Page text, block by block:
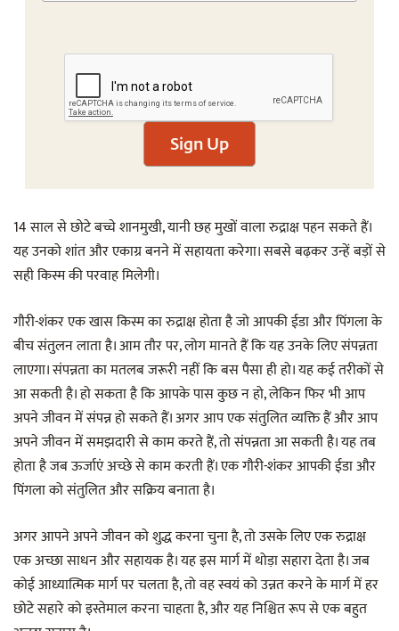
Sign Up
14 साल से छोटे बच्चे शानमुखी, यानी छह मुखों वाला रुद्राक्ष पहन सकते हैं।
यह उनको शांत और एकाग्र बनने में सहायता करेगा। सबसे बढ़कर उन्हें बड़ों से
सही किस्म की परवाह मिलेगी।
गौरी-शंकर एक खास किस्म का रुद्राक्ष होता है जो आपकी ईडा और पिंगला के
बीच संतुलन लाता है। आम तौर पर, लोग मानते हैं कि यह उनके लिए संपन्नता
लाएगा। संपन्नता का मतलब जरूरी नहीं कि बस पैसा ही हो। यह कई तरीकों से
आ सकती है। हो सकता है कि आपके पास कुछ न हो, लेकिन फिर भी आप
अपने जीवन में संपन्न हो सकते हैं। अगर आप एक संतुलित व्यक्ति हैं और आप
अपने जीवन में समझदारी से काम करते हैं, तो संपन्नता आ सकती है। यह तब
होता है जब ऊर्जाएं अच्छे से काम करती हैं। एक गौरी-शंकर आपकी ईडा और
पिंगला को संतुलित और सक्रिय बनाता है।
अगर आपने अपने जीवन को शुद्ध करना चुना है, तो उसके लिए एक रुद्राक्ष
एक अच्छा साधन और सहायक है। यह इस मार्ग में थोड़ा सहारा देता है। जब
कोई आध्यात्मिक मार्ग पर चलता है, तो वह स्वयं को उन्नत करने के मार्ग में हर
छोटे सहारे को इस्तेमाल करना चाहता है, और यह निश्चित रूप से एक बहुत